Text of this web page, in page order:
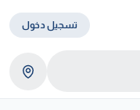
تسجيل دخول